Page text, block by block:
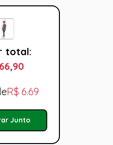
total:
R$ 6.69
Junto